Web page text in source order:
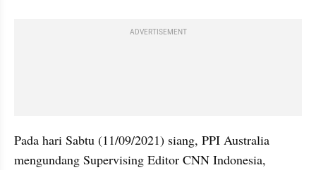
ADVERTISEMENT
Pada hari Sabtu (11/09/2021) siang, PPI Australia
mengundang Supervising Editor CNN Indonesia,